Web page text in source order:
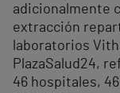
adicionalmente
extracción
laboratorios
PlazaSalud24,
46 hospitales,